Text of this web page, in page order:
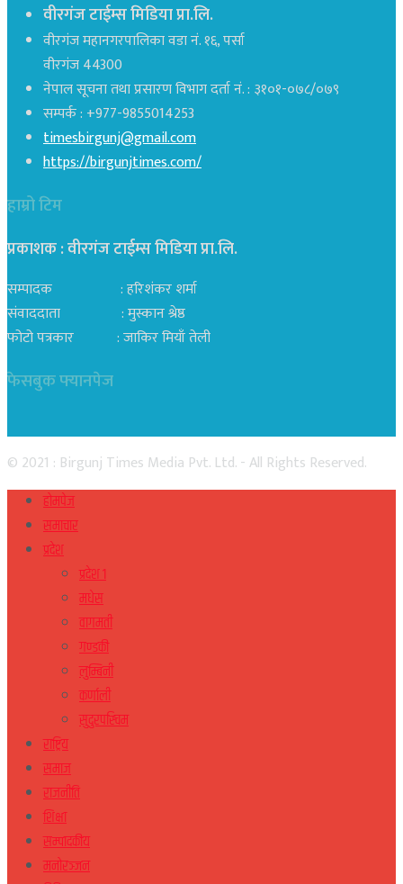
वीरगंज टाईम्स मिडिया प्रा.लि.
वीरगंज महानगरपालिका वडा नं. १६, पर्सा
वीरगंज 44300
नेपाल सूचना तथा प्रसारण विभाग दर्ता नं. : ३१०१-०७८/०७९
सम्पर्क : +977-9855014253
timesbirgunj@gmail.com
https://birgunjtimes.com/
हाम्रो टिम
प्रकाशक : वीरगंज टाईम्स मिडिया प्रा‍.लि.
सम्पादक : हरिशंकर शर्मा
संवाददाता : मुस्कान श्रेष्ठ
फोटो पत्रकार : जाकिर मियाँ तेली
फेसबुक फ्यानपेज
© 2021 : Birgunj Times Media Pvt. Ltd. - All Rights Reserved.
होमपेज
समाचार
प्रदेश
प्रदेश १
मधेस
वागमती
गण्डकी
लुम्बिनी
कर्णाली
सुदुरपस्चिम
राष्ट्रिय
समाज
राजनीति
शिक्षा
सम्पादकीय
मनोरञ्जन